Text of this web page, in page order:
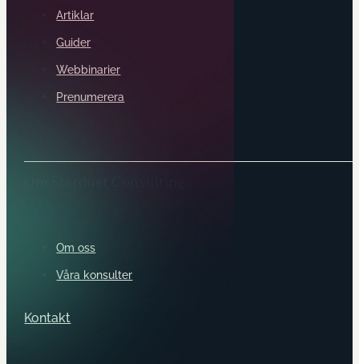
Artiklar
Guider
Webbinarier
Prenumerera
Om oss
Våra konsulter
Kontakt